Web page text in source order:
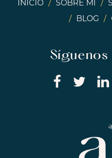
INICIO / SOBRE MÍ /
/
BLOG /
Síguenos